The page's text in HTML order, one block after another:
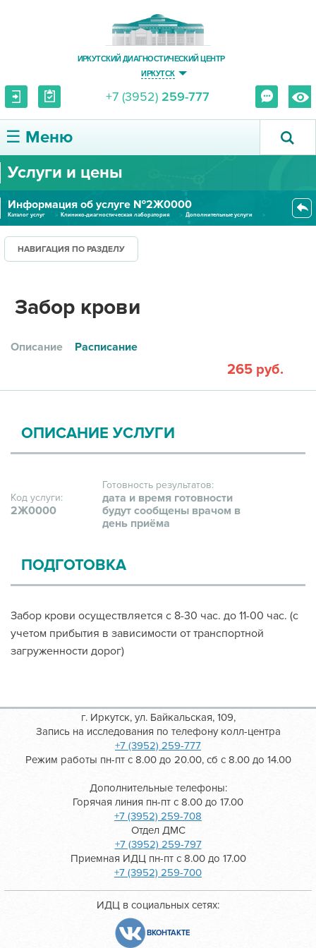
ИРКУТСКИЙ ДИАГНОСТИЧЕСКИЙ ЦЕНТР
ИРКУТСК
+7 (3952) 259-777
☰ Меню
О ЦЕНТРЕ
УСЛУГИ И ЦЕНЫ
ПАЦИЕНТУ
ПРАВОВАЯ ИНФОРМАЦИЯ
Услуги и цены
Информация об услуге №2Ж0000
Каталог услуг Клинико-диагностическая лаборатория
Дополнительные услуги
НАВИГАЦИЯ ПО РАЗДЕЛУ
Забор крови
Описание Расписание
265 руб.
ОПИСАНИЕ УСЛУГИ
Код услуги:
2Ж0000
Готовность результатов:
дата и время готовности
будут сообщены врачом в
день приёма
ПОДГОТОВКА
Забор крови осуществляется с 8-30 час. до 11-00 час. (с
учетом прибытия в зависимости от транспортной
загруженности дорог)
г. Иркутск, ул. Байкальская, 109,
Запись на исследования по телефону колл-центра
+7 (3952) 259-777
Режим работы пн-пт с 8.00 до 20.00, сб с 8.00 до 14.00
Дополнительные телефоны:
Горячая линия пн-пт с 8.00 до 17.00
+7 (3952) 259-708
Отдел ДМС
+7 (3952) 259-797
Приемная ИДЦ пн-пт с 8.00 до 17.00
+7 (3952) 259-700
ИДЦ в социальных сетях:
ВКОНТАКТЕ